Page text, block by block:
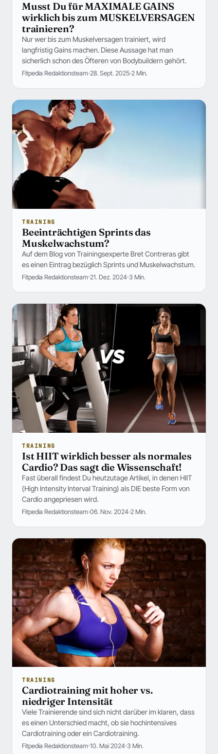
Musst Du für MAXIMALE GAINS
wirklich bis zum MUSKELVERSAGEN
trainieren?
Nur wer bis zum Muskelversagen trainiert, wird
langfristig Gains machen. Diese Aussage hat man
sicherlich schon des Öfteren von Bodybuildern gehört.
Fitpedia Redaktionsteam 28. Sept. 2025 2 Min.
TRAINING
Beeinträchtigen Sprints das
Muskelwachstum?
Auf dem Blog von Trainingsexperte Bret Contreras gibt
es einen Eintrag bezüglich Sprints und Muskelwachstum.
Fitpedia Redaktionsteam 21. Dez. 2024 3 Min.
TRAINING
Ist HIIT wirklich besser als normales
Cardio? Das sagt die Wissenschaft!
Fast überall findest Du heutzutage Artikel, in denen HIIT
(High Intensity Interval Training) als DIE beste Form von
Cardio angepriesen wird.
Fitpedia Redaktionsteam 06. Nov. 2024 2 Min.
TRAINING
Cardiotraining mit hoher vs.
niedriger Intensität
Viele Trainierende sind sich nicht darüber im klaren, dass
es einen Unterschied macht, ob sie hochintensives
Cardiotraining oder ein Cardiotraining.
Fitpedia Redaktionsteam 10. Mai 2024 3 Min.